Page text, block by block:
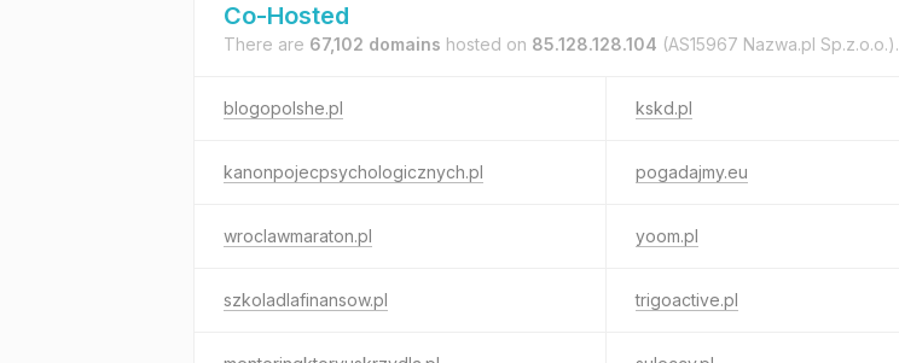
Co-Hosted
There are 67,102 domains hosted on 85.128.128.104 (AS15967 Nazwa.pl Sp.z.o.o.).
blogopolshe.pl kskd.pl
kanonpojecpsychologicznych.pl pogadajmy.eu
wroclawmaraton.pl yoom.pl
szkoladlafinansow.pl trigoactive.pl